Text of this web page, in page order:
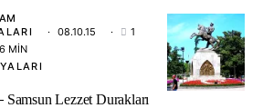
08.10.15
1
6 MIN
Samsun Lezzet Durakları